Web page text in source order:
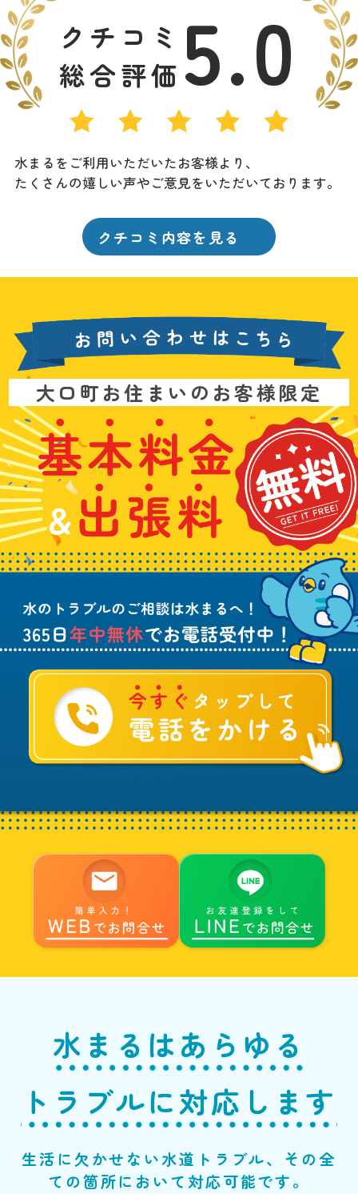
クチコミ
総合評価 5.0
水まるをご利用いただいたお客様より、
たくさんの嬉しい声やご意見をいただいております。
クチコミ内容を見る
合
わ
せ
は
こ
ち
ら
大口町お住まいのお客様限定
本
料
金
&
出
張
料
無
料
漏
れ
や
詰
ま
り
、
水
の
ラ
ブ
6
日
年
中
無
休
で
お
話
受
水まるはあらゆる
トラブルに対応します
生活に欠かせない水道トラブル、その全
ての箇所において対応可能です。